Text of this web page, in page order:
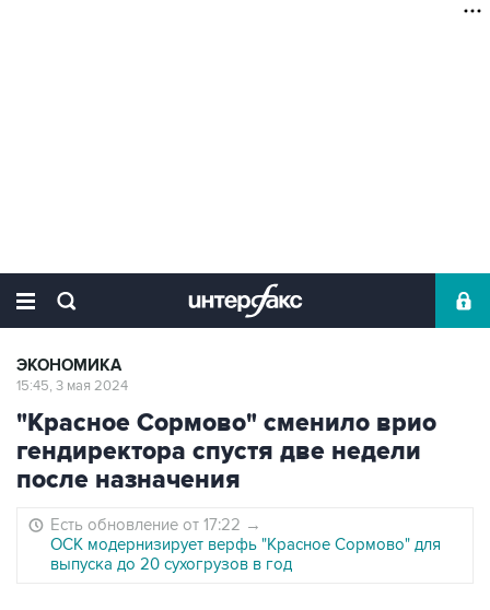
ЭКОНОМИКА
15:45, 3 мая 2024
"Красное Сормово" сменило врио
гендиректора спустя две недели
после назначения
Есть обновление от 17:22 →
ОСК модернизирует верфь "Красное Сормово" для
выпуска до 20 сухогрузов в год